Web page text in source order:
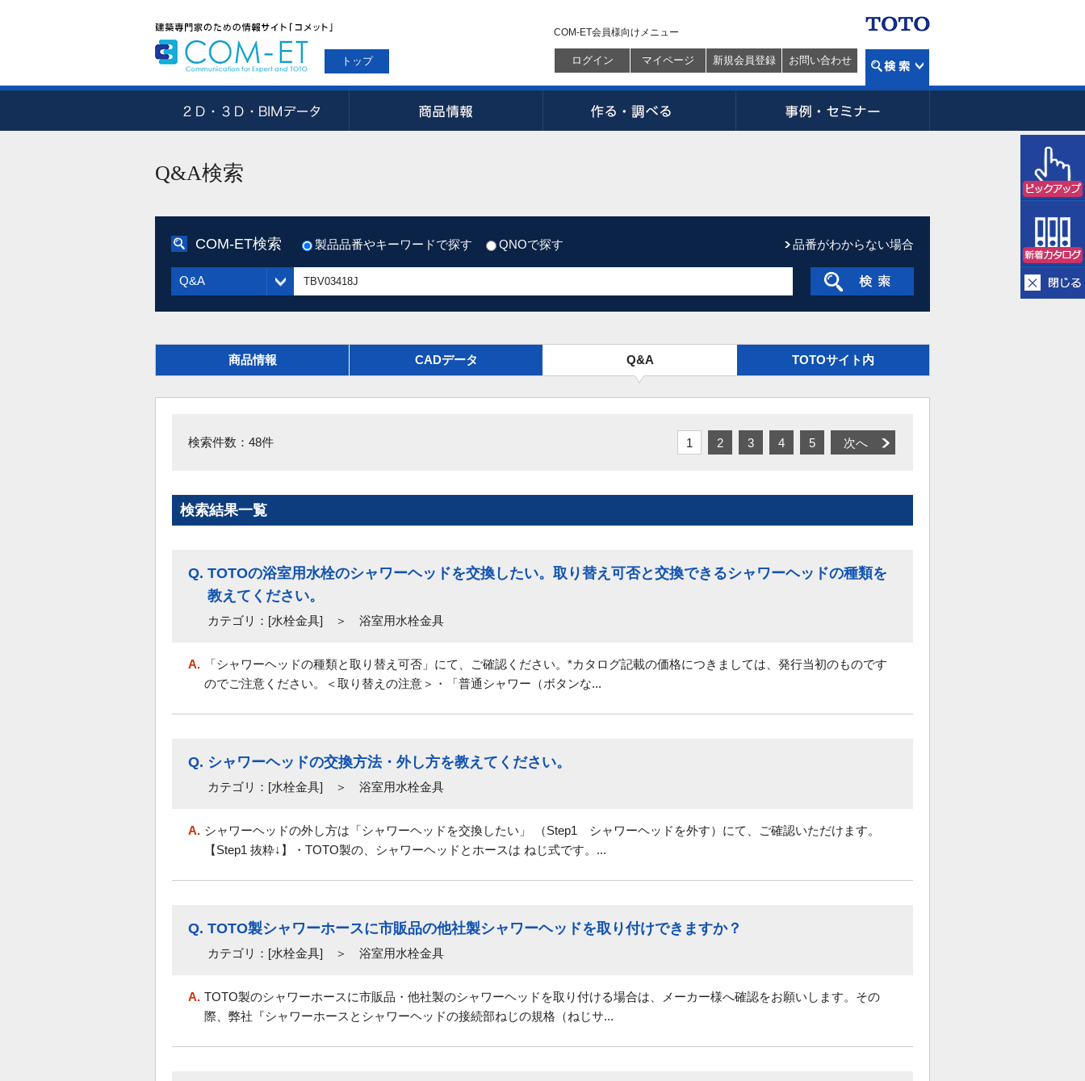
トップ
COM-ET会員様向けメニュー
ログイン マイページ 新規会員登録 お問い合わせ
Q&A検索
COM-ET検索 製品品番やキーワードで探す QNOで探す 品番がわからない場合
Q&A
商品情報 CADデータ Q&A TOTOサイト内
検索件数：48件 1 2 3 4 5 次へ
検索結果一覧
Q. TOTOの浴室用水栓のシャワーヘッドを交換したい。取り替え可否と交換できるシャワーヘッドの種類を
教えてください。
カテゴリ：[水栓金具] ＞ 浴室用水栓金具
A.
「シャワーヘッドの種類と取り替え可否」にて、ご確認ください。*カタログ記載の価格につきましては、発行当初のものです
のでご注意ください。＜取り替えの注意＞・「普通シャワー（ボタンな...
Q. シャワーヘッドの交換方法・外し方を教えてください。
カテゴリ：[水栓金具] ＞ 浴室用水栓金具
A. シャワーヘッドの外し方は「シャワーヘッドを交換したい」 （Step1 シャワーヘッドを外す）にて、ご確認いただけます。
【Step1 抜粋↓】・TOTO製の、シャワーヘッドとホースは ねじ式です。...
Q. TOTO製シャワーホースに市販品の他社製シャワーヘッドを取り付けできますか？
カテゴリ：[水栓金具] ＞ 浴室用水栓金具
A. TOTO製のシャワーホースに市販品・他社製のシャワーヘッドを取り付ける場合は、メーカー様へ確認をお願いします。その
際、弊社『シャワーホースとシャワーヘッドの接続部ねじの規格（ねじサ...